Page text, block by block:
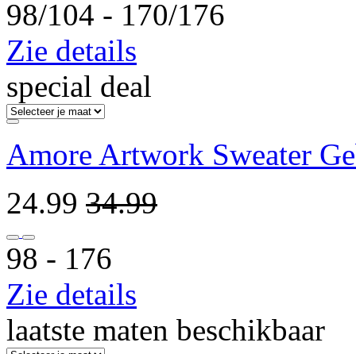
98/104 ‐ 170/176
Zie details
special deal
Amore Artwork Sweater
24.99 34.99
98 ‐ 176
Zie details
laatste maten beschikbaar